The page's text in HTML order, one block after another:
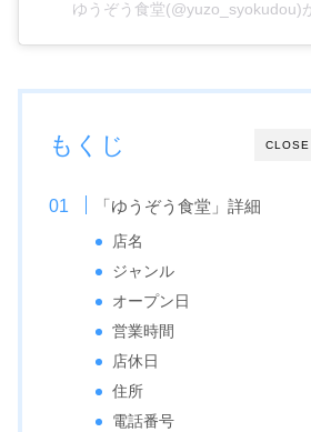
ゆうぞう食堂(@yuzo_syokudou)
CLOSE
もくじ
「ゆうぞう食堂」詳細
店名
ジャンル
オープン日
営業時間
店休日
住所
電話番号